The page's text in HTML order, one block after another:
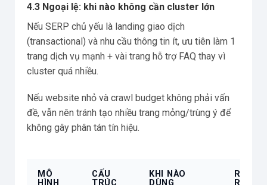
4.3 Ngoại lệ: khi nào không cần cluster lớn
Nếu SERP chủ yếu là landing giao dịch
(transactional) và nhu cầu thông tin ít, ưu tiên làm 1
trang dịch vụ mạnh + vài trang hỗ trợ FAQ thay vì
cluster quá nhiều.
Nếu website nhỏ và crawl budget không phải vấn
đề, vẫn nên tránh tạo nhiều trang mỏng/trùng ý để
không gây phân tán tín hiệu.
MÔ
CẤU
KHI NÀO
RỦI